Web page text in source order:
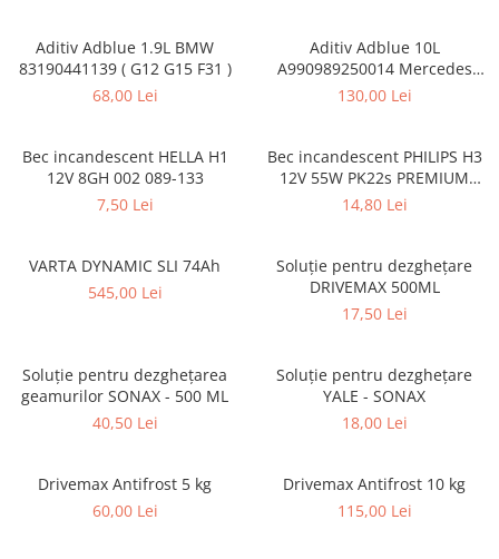
74 Ah
DOT 5.1
Aditiv Adblue 1.9L BMW
83190441139 ( G12 G15 F31 )
68,00 Lei
Aditiv Adblue 10L
A990989250014 Mercedes
Benz CAMION
130,00 Lei
Bec incandescent HELLA H1
12V 8GH 002 089-133
7,50 Lei
Bec incandescent PHILIPS H3
12V 55W PK22s PREMIUM
12336 PRC1
14,80 Lei
VARTA DYNAMIC SLI 74Ah
545,00 Lei
Soluție pentru dezghețare
DRIVEMAX 500ML
17,50 Lei
Soluție pentru dezghețarea
geamurilor SONAX - 500 ML
40,50 Lei
Soluție pentru dezghețare
YALE - SONAX
18,00 Lei
Drivemax Antifrost 5 kg
60,00 Lei
Drivemax Antifrost 10 kg
115,00 Lei